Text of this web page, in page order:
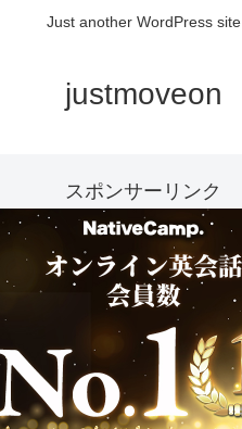
Just another WordPress site
justmoveon
スポンサーリンク